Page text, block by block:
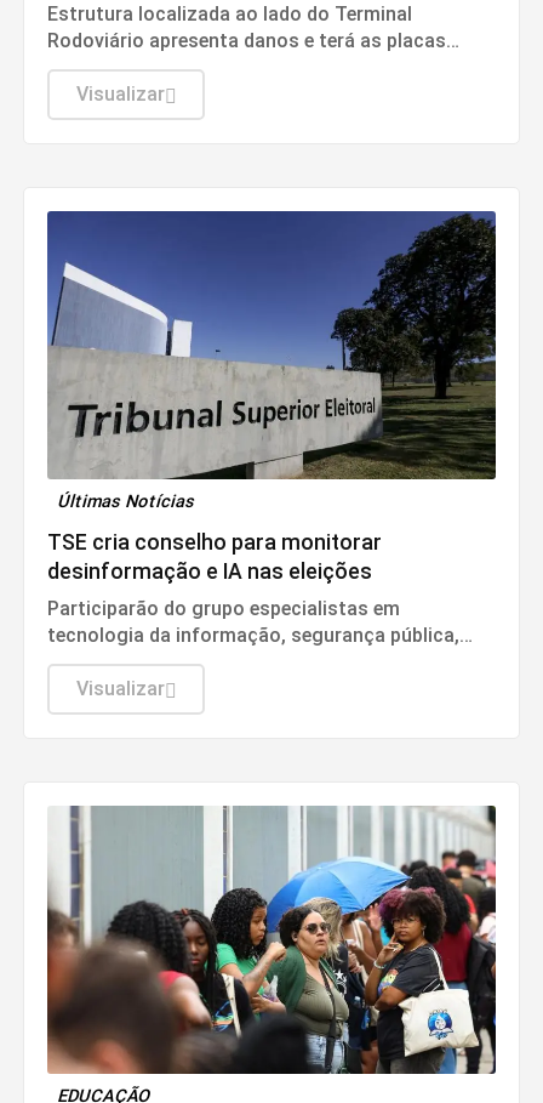
Estrutura localizada ao lado do Terminal
Rodoviário apresenta danos e terá as placas
removidas até que as condições de segurança
sejam restabelecidas
Visualizar
Últimas Notícias
TSE cria conselho para monitorar
desinformação e IA nas eleições
Participarão do grupo especialistas em
tecnologia da informação, segurança pública,
relações internacionais e saúde pública. Os
nomes ainda não foram escolhidos pelo TSE.
Visualizar
EDUCAÇÃO